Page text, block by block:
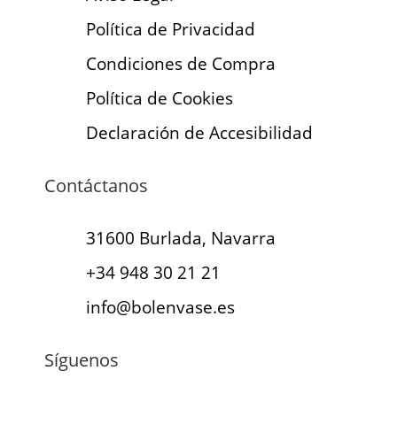
Política de Privacidad
Condiciones de Compra
Política de Cookies
Declaración de Accesibilidad
Contáctanos
31600 Burlada, Navarra
+34 948 30 21 21
info@bolenvase.es
Síguenos